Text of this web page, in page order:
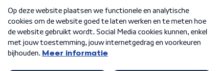
Algemene voorwaarden